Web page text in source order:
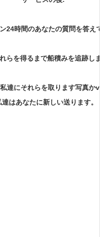
24時間のあなたの質問を答え
らを得るまで船積みを追跡し
達にそれらを取ります写真か
はあなたに新しい送ります。